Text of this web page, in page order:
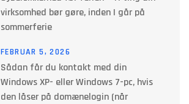
virksomhed bør gøre, inden I går på
sommerferie
FEBRUAR 5, 2026
Sådan får du kontakt med din
Windows XP- eller Windows 7-pc, hvis
den låser på domænelogin (når